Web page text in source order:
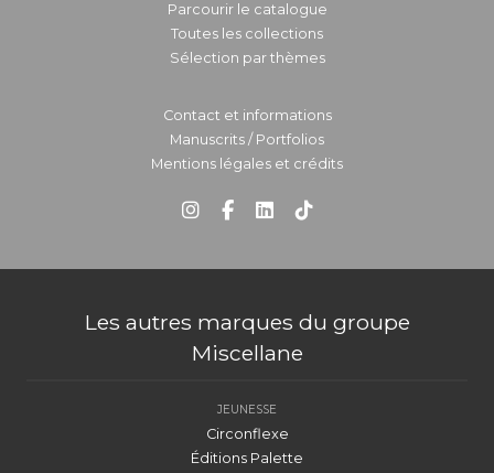
Parcourir le catalogue
Toutes les collections
Sélection par thèmes
Contact et informations
Manuscrits / Portfolios
Mentions légales et crédits
Les autres marques du groupe
Miscellane
JEUNESSE
Circonflexe
Éditions Palette